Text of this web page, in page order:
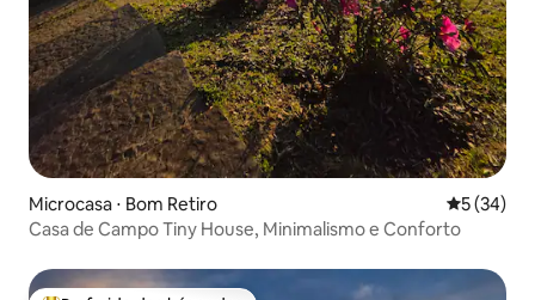
Microcasa ⋅ Bom Retiro 5 de uma
5 (34)
Casa de Campo Tiny House, Minimalismo e Conforto